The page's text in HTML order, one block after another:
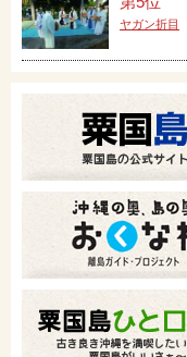
ヤガン折目